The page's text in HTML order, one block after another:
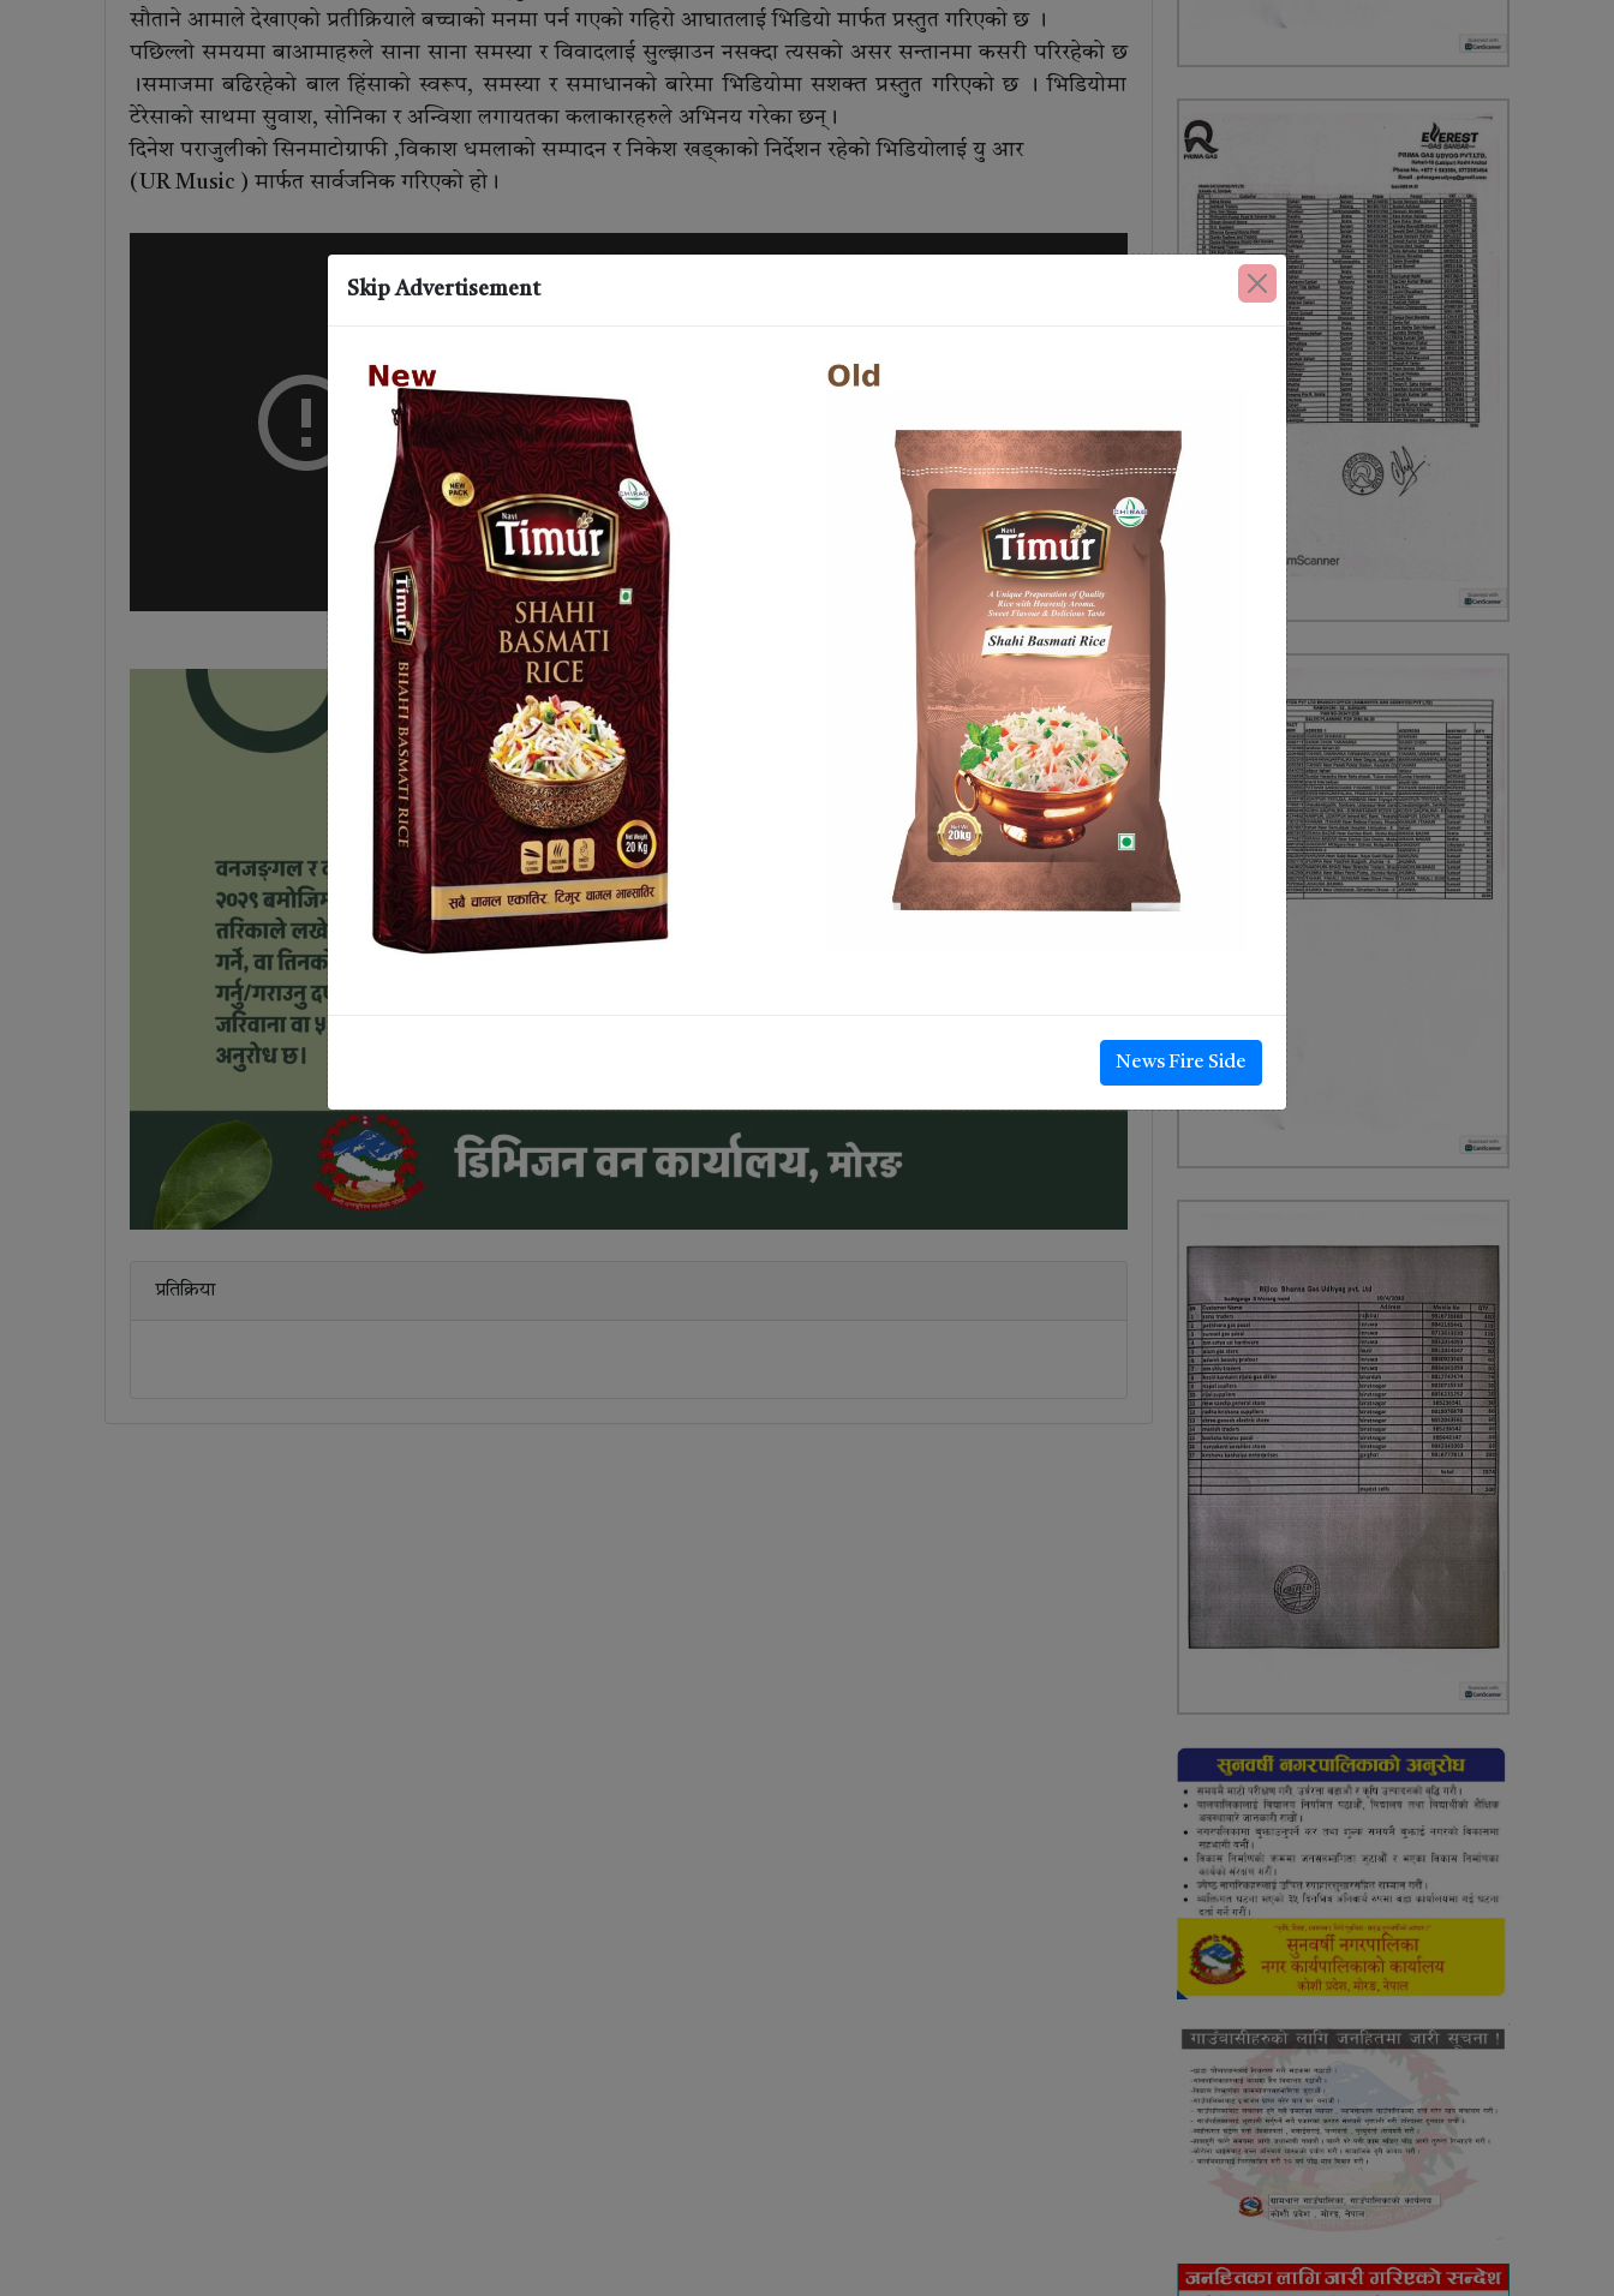
सौताने आमाले देखाएको प्रतीक्रियाले बच्चाको मनमा पर्न गएको गहिरो आघातलाई भिडियो मार्फत प्रस्तुत गरिएको छ ।
पछिल्लो समयमा बाआमाहरुले साना साना समस्या र विवादलाई सुल्झाउन नसक्दा त्यसको असर सन्तानमा कसरी परिरहेको छ
।समाजमा बढिरहेको बाल हिंसाको स्वरूप, समस्या र समाधानको बारेमा भिडियोमा सशक्त प्रस्तुत गरिएको छ । भिडियोमा
टेरेसाको साथमा सुवाश, सोनिका र अन्विशा लगायतका कलाकारहरुले अभिनय गरेका छन्।
दिनेश पराजुलीको सिनमाटोग्राफी ,विकाश धमलाको सम्पादन र निकेश खड्काको निर्देशन रहेको भिडियोलाई यु आर
(UR Music ) मार्फत सार्वजनिक गरिएको हो।
प्रतिक्रिया
Skip Advertisement
News Fire Side